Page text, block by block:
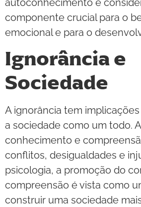
autoconhecimento é
componente crucial para o
emocional e para o
Ignorância e
Sociedade
A ignorância tem
a sociedade como um todo.
conhecimento e
conflitos, desigualdades e
psicologia, a promoção do
compreensão é vista como
construir uma sociedade